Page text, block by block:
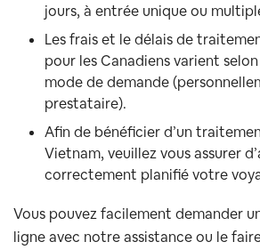
jours, à entrée unique ou
Les frais et le délais de
pour les Canadiens varient
mode de demande
prestataire).
Afin de bénéficier d’un
Vietnam, veuillez vous assurer
correctement planifié votre
Vous pouvez facilement demander
ligne avec notre assistance ou le